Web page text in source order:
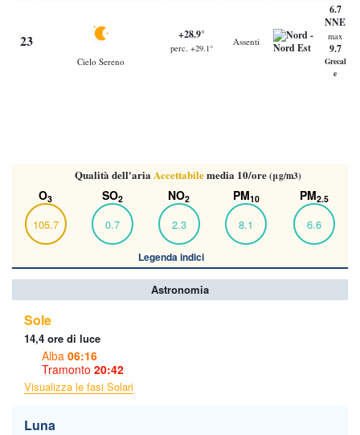
23
Cielo Sereno
+28.9°
perc. +29.1°
Assenti
6.7
NNE
max
9.7
Grecal
e
Qualità dell'aria Accettabilemedia 10/ore(μg/m3)
O3
105.7
SO2
0.7
NO2
2.3
PM10
8.1
PM2.5
6.6
Legenda indici
Astronomia
Sole
14,4 ore di luce
Alba 06:16
Tramonto 20:42
Visualizza le fasi Solari
Luna